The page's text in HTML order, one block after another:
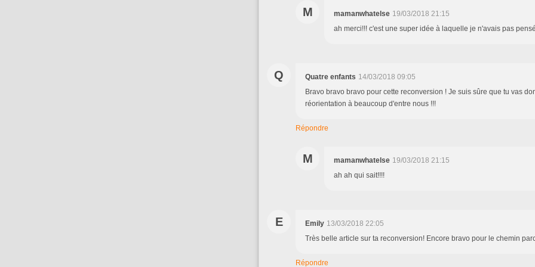
M mamanwhatelse 19/03/2018 21:15
ah merci!!! c'est une super idée à laquelle je n'avais pas
Q Quatre enfants 14/03/2018 09:05
Bravo bravo bravo pour cette reconversion ! Je suis sûre que tu vas
réorientation à beaucoup d'entre nous !!!
Répondre
M mamanwhatelse 19/03/2018 21:15
ah ah qui sait!!!!
E Emily 13/03/2018 22:05
Très belle article sur ta reconversion! Encore bravo pour le chemin
Répondre